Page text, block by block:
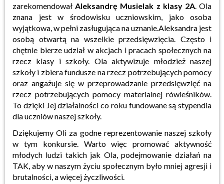
zarekomendowałAleksandrę Musielak z klasy 2A. Ola
znana jest w środowisku uczniowskim, jako osoba
wyjątkowa, w pełni zasługująca na uznanie.Aleksandra jest
osobą otwartą na wszelkie przedsięwzięcia. Często i
chętnie bierze udział w akcjach i pracach społecznych na
rzecz klasy i szkoły. Ola aktywizuje młodzież naszej
szkoły i zbiera fundusze na rzecz potrzebujących pomocy
oraz angażuje się w przeprowadzanie przedsięwzięć na
rzecz potrzebujących pomocy materialnej rówieśników.
To dzięki Jej działalności co roku fundowane są stypendia
dla uczniów naszej szkoły.
Dziękujemy Oli za godne reprezentowanie naszej szkoły
w tym konkursie. Warto więc promować aktywność
młodych ludzi takich jak Ola, podejmowanie działań na
TAK, aby w naszym życiu społecznym było mniej agresji i
brutalności, a więcej życzliwości.